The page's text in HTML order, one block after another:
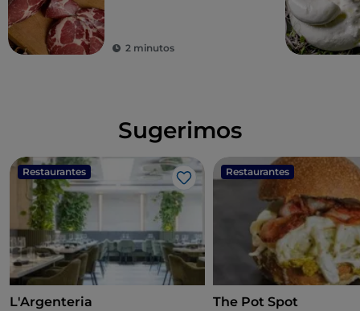
2 minutos
Sugerimos
Restaurantes
Gosto
L'Argenteria
Restaurantes
The Pot Spot